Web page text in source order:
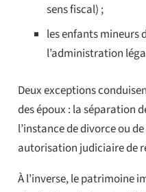
sens fiscal) ;
les enfants mineurs
l’administration
Deux exceptions
des époux : la séparation
l’instance de divorce ou
autorisation judiciaire de
À l’inverse, le patrimoine